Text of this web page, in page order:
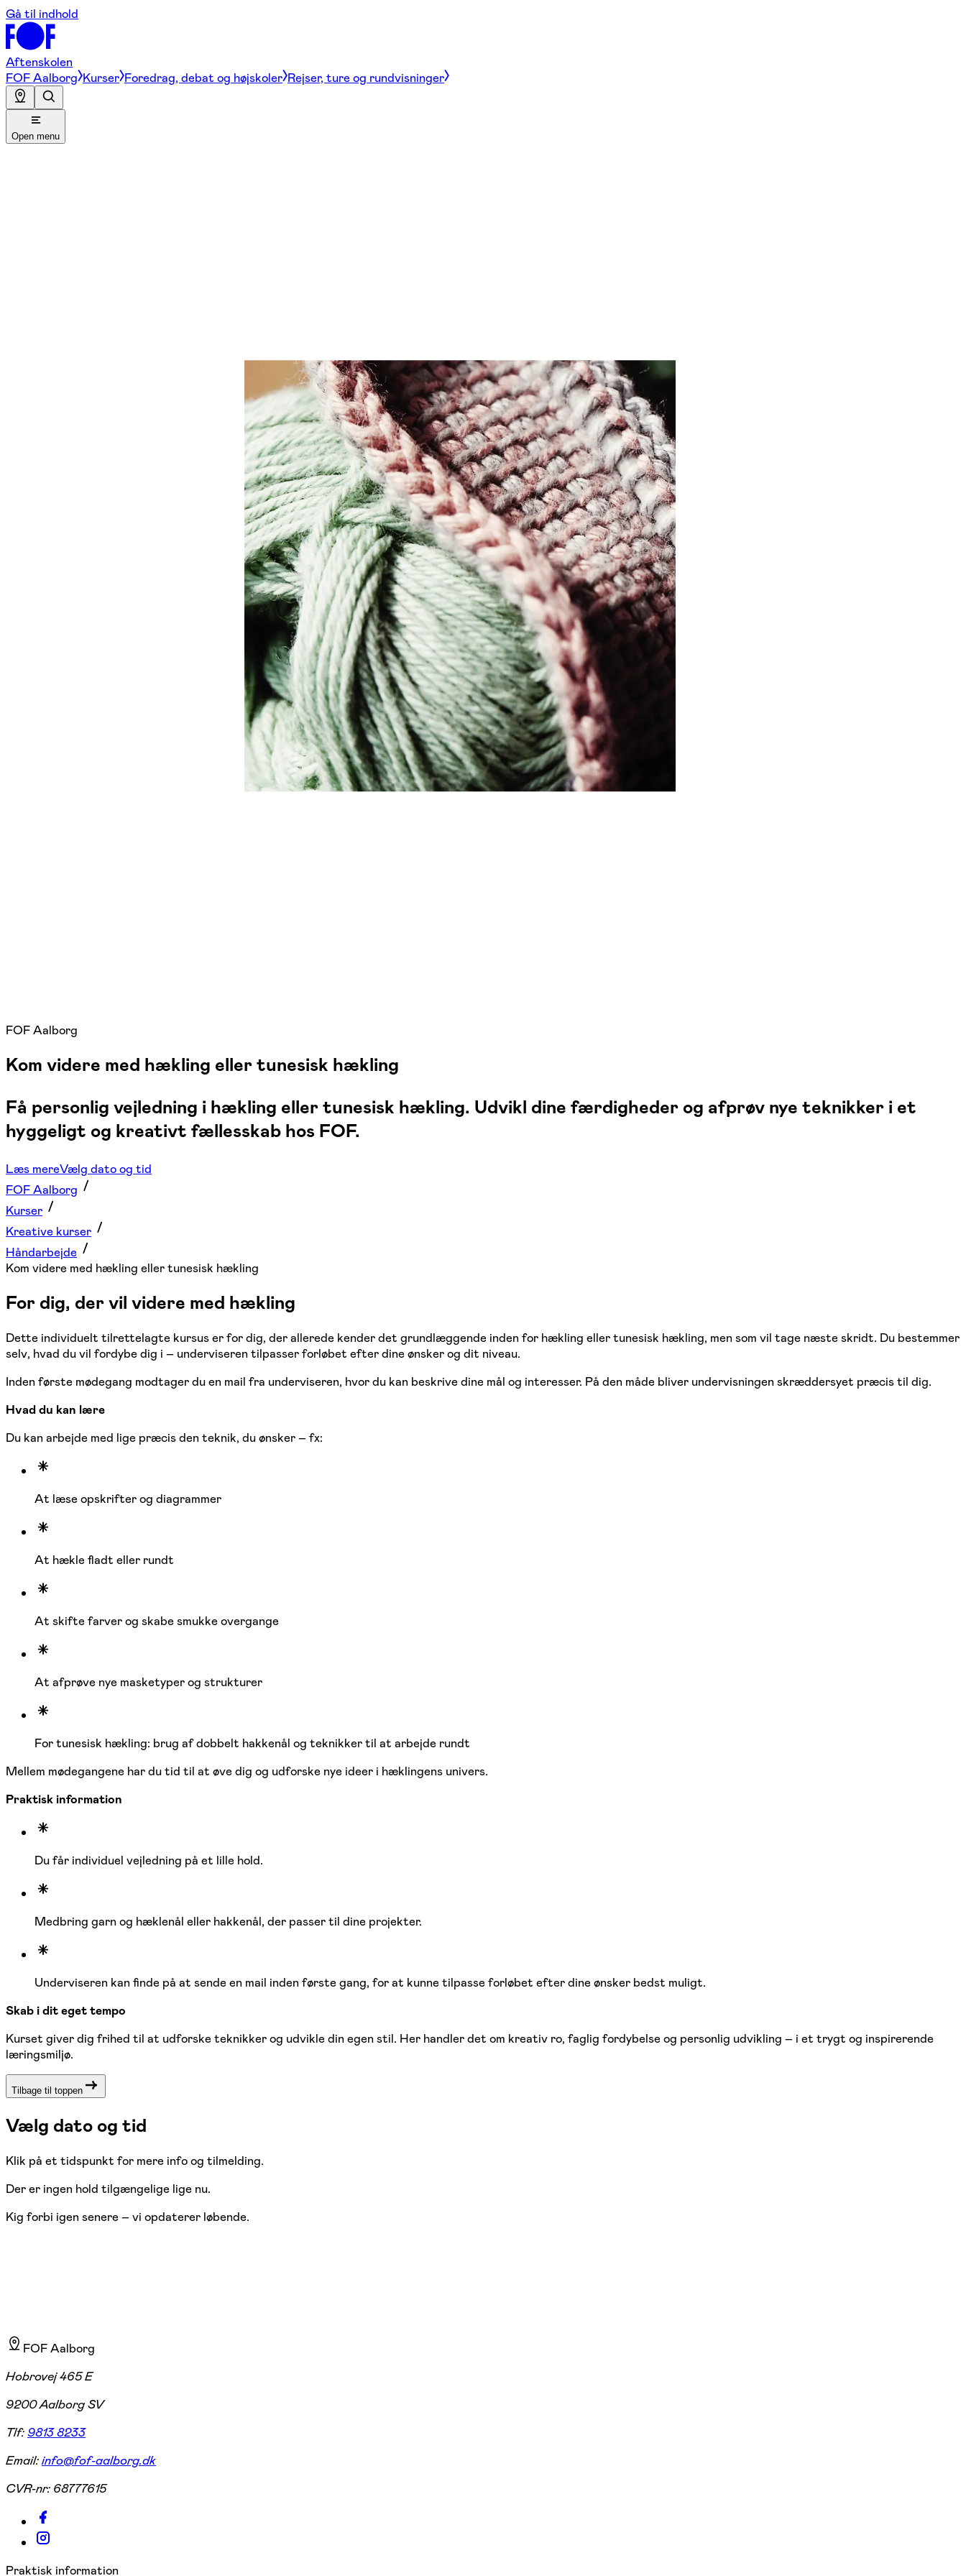
Gå til indhold
Aftenskolen
FOF Aalborg Kurser Foredrag, debat og højskoler Rejser, ture og rundvisninger
Open menu
FOF Aalborg
Kom videre med hækling eller tunesisk hækling
Få personlig vejledning i hækling eller tunesisk hækling. Udvikl dine færdigheder og afprøv nye teknikker i et
hyggeligt og kreativt fællesskab hos FOF.
Læs mereVælg dato og tid
FOF Aalborg
Kurser
Kreative kurser
Håndarbejde
Kom videre med hækling eller tunesisk hækling
For dig, der vil videre med hækling
Dette individuelt tilrettelagte kursus er for dig, der allerede kender det grundlæggende inden for hækling eller tunesisk hækling, men som vil tage næste skridt. Du bestemmer
selv, hvad du vil fordybe dig i – underviseren tilpasser forløbet efter dine ønsker og dit niveau.
Inden første mødegang modtager du en mail fra underviseren, hvor du kan beskrive dine mål og interesser. På den måde bliver undervisningen skræddersyet præcis til dig.
Hvad du kan lære
Du kan arbejde med lige præcis den teknik, du ønsker – fx:
At læse opskrifter og diagrammer
At hækle fladt eller rundt
At skifte farver og skabe smukke overgange
At afprøve nye masketyper og strukturer
For tunesisk hækling: brug af dobbelt hakkenål og teknikker til at arbejde rundt
Mellem mødegangene har du tid til at øve dig og udforske nye ideer i hæklingens univers.
Praktisk information
Du får individuel vejledning på et lille hold.
Medbring garn og hæklenål eller hakkenål, der passer til dine projekter.
Underviseren kan finde på at sende en mail inden første gang, for at kunne tilpasse forløbet efter dine ønsker bedst muligt.
Skab i dit eget tempo
Kurset giver dig frihed til at udforske teknikker og udvikle din egen stil. Her handler det om kreativ ro, faglig fordybelse og personlig udvikling – i et trygt og inspirerende
læringsmiljø.
Tilbage til toppen
Vælg dato og tid
Klik på et tidspunkt for mere info og tilmelding.
Der er ingen hold tilgængelige lige nu.
Kig forbi igen senere – vi opdaterer løbende.
FOF Aalborg
Hobrovej 465 E
9200 Aalborg SV
Tlf:9813 8233
Email:info@fof-aalborg.dk
CVR-nr: 68777615
Praktisk information